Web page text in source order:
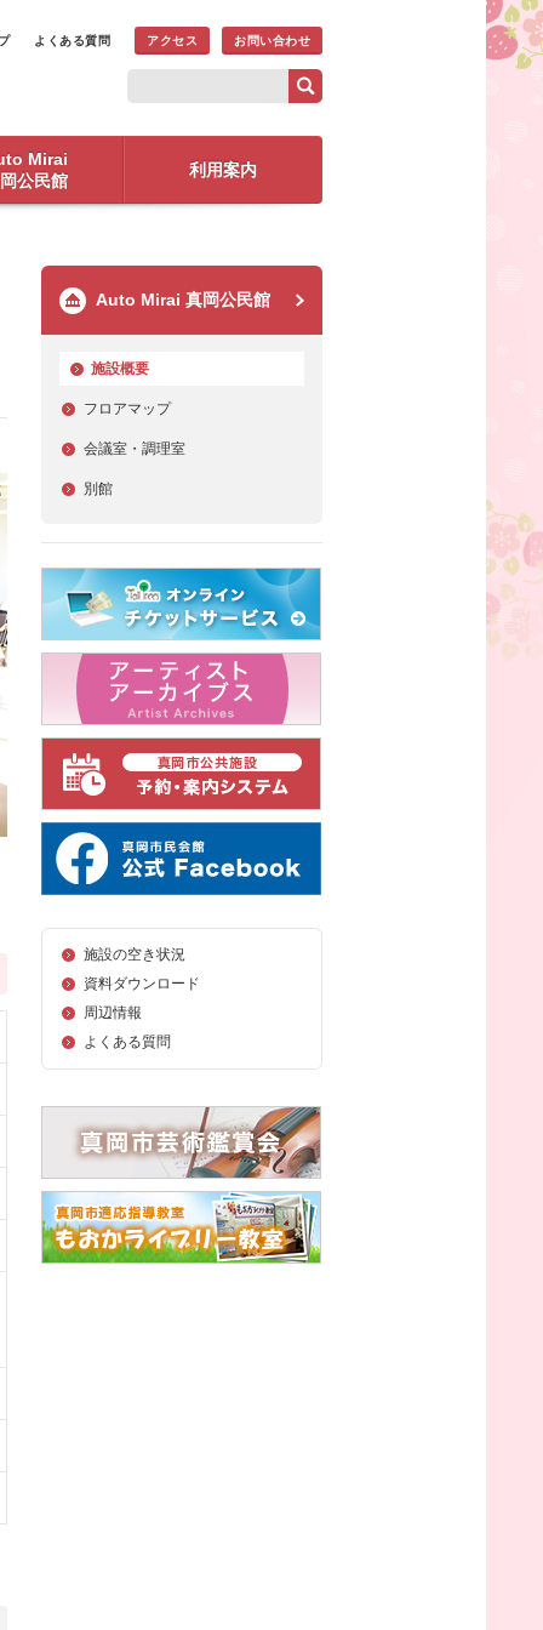
よくある質問 アクセス お問い合わせ
Mirai
公民館
利用案内
Auto Mirai 真岡公民館
施設概要
フロアマップ
会議室・調理室
別館
施設の空き状況
資料ダウンロード
周辺情報
よくある質問